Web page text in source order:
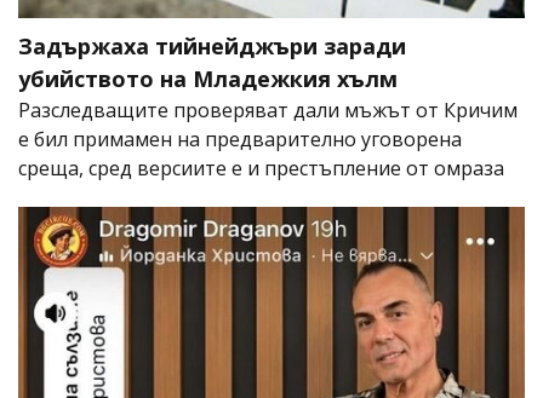
Задържаха тийнейджъри заради
убийството на Младежкия хълм
Разследващите проверяват дали мъжът от Кричим
е бил примамен на предварително уговорена
среща, сред версиите е и престъпление от омраза